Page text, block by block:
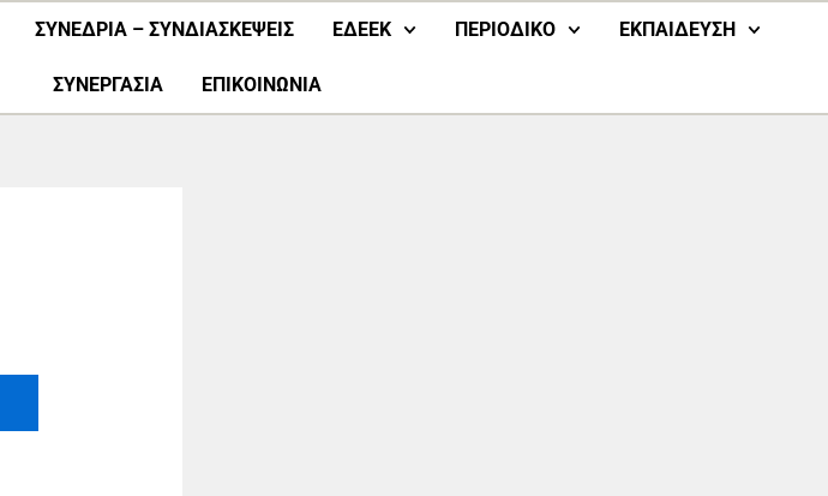
ΣΥΝΕΔΡΙΑ – ΣΥΝΔΙΑΣΚΕΨΕΙΣ ΕΔΕΕΚ ΠΕΡΙΟΔΙΚΟ ΕΚΠΑΙΔΕΥΣΗ
ΣΥΝΕΡΓΑΣΊΑ ΕΠΙΚΟΙΝΩΝΙΑ